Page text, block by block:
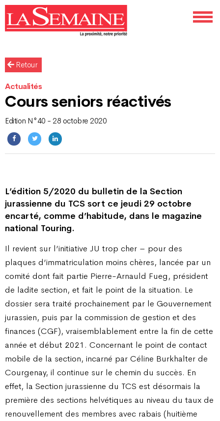
Retour
Actualités
Cours seniors réactivés
Edition N°40 - 28 octobre 2020
L’édition 5/2020 du bulletin de la Section
jurassienne du TCS sort ce jeudi 29 octobre
encarté, comme d’habitude, dans le magazine
national Touring.
Il revient sur l’initiative JU trop cher – pour des
plaques d’immatriculation moins chères, lancée par un
comité dont fait partie Pierre-Arnauld Fueg, président
de ladite section, et fait le point de la situation. Le
dossier sera traité prochainement par le Gouvernement
jurassien, puis par la commission de gestion et des
finances (CGF), vraisemblablement entre la fin de cette
année et début 2021. Concernant le point de contact
mobile de la section, incarné par Céline Burkhalter de
Courgenay, il continue sur le chemin du succès. En
effet, la Section jurassienne du TCS est désormais la
première des sections helvétiques au niveau du taux de
renouvellement des membres avec rabais (huitième